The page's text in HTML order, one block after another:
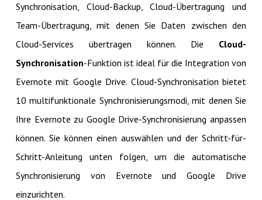
Synchronisation, Cloud-Backup, Cloud-Übertragung und
Team-Übertragung, mit denen Sie Daten zwischen den
Cloud-Services übertragen können. Die Cloud-
Synchronisation-Funktion ist ideal für die Integration von
Evernote mit Google Drive. Cloud-Synchronisation bietet
10 multifunktionale Synchronisierungsmodi, mit denen Sie
Ihre Evernote zu Google Drive-Synchronisierung anpassen
können. Sie können einen auswählen und der Schritt-für-
Schritt-Anleitung unten folgen, um die automatische
Synchronisierung von Evernote und Google Drive
einzurichten.